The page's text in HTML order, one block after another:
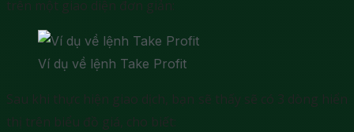
trên một giao diện đơn giản:
Ví dụ về lệnh Take Profit
Sau khi thực hiện giao dịch, bạn sẽ thấy sẽ có 3 dòng hiển
thị trên biểu đồ giá, cho biết: